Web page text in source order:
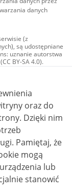
danych
(z
są udostępniane
uznanie autorstwa
BY-SA 4.0).
materiały
licencji typu
użycie
4.0 (CC BY-
inaczej.
oraz do
nim
że
mogą
lub
stanowić